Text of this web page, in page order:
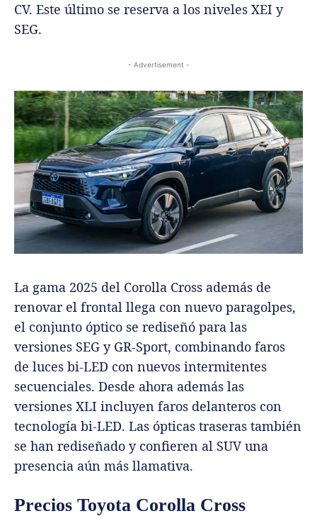
CV. Este último se reserva a los niveles XEI y
SEG.
- Advertisement -
La gama 2025 del Corolla Cross además de
renovar el frontal llega con nuevo paragolpes,
el conjunto óptico se rediseñó para las
versiones SEG y GR-Sport, combinando faros
de luces bi-LED con nuevos intermitentes
secuenciales. Desde ahora además las
versiones XLI incluyen faros delanteros con
tecnología bi-LED. Las ópticas traseras también
se han rediseñado y confieren al SUV una
presencia aún más llamativa.
Precios Toyota Corolla Cross